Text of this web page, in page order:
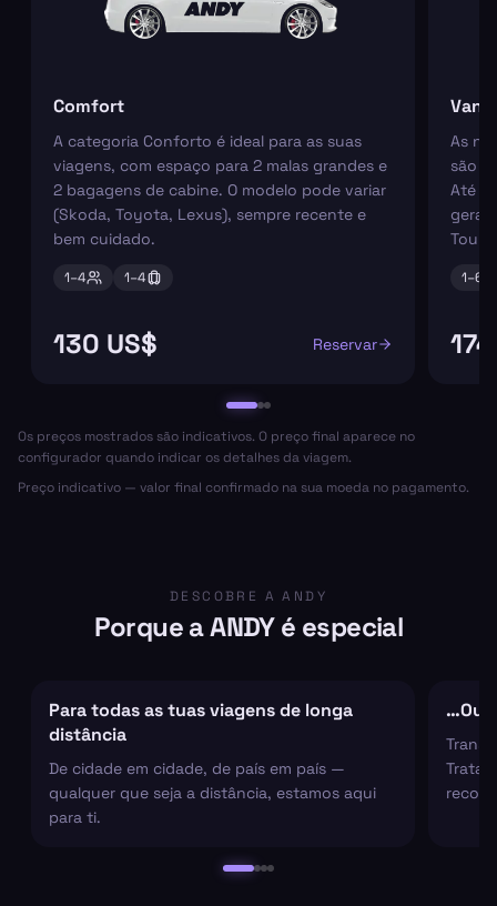
Comfort
A categoria Conforto é ideal para as suas
viagens, com espaço para 2 malas grandes e
2 bagagens de cabine. O modelo pode variar
(Skoda, Toyota, Lexus), sempre recente e
bem cuidado.
1–4 1–4
130 US$ Reservar
Van
As
são
Até 6
1–6
Os preços mostrados são indicativos. O preço final aparece no
configurador quando indicar os detalhes da viagem.
Preço indicativo — valor final confirmado na sua moeda no pagamento.
DESCOBRE A ANDY
Porque a ANDY é especial
Para todas as tuas viagens de longa
distância
De cidade em cidade, de país em país —
qualquer que seja a distância, estamos aqui
para ti.
…Ou